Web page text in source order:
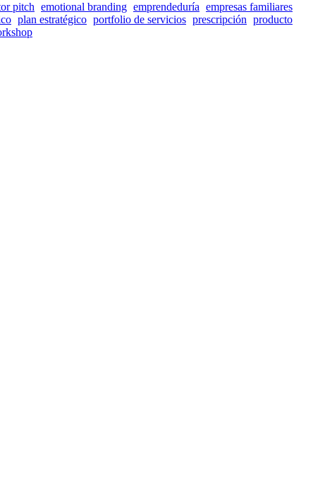
pitch emotional branding emprendeduría empresas familiares
plan estratégico portfolio de servicios prescripción producto